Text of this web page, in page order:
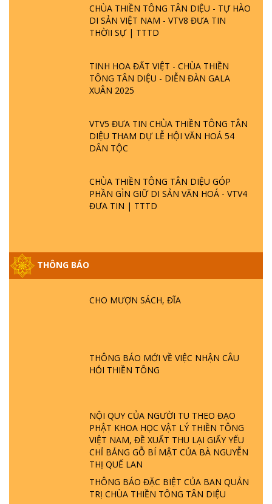
CHÙA THIỀN TÔNG TÂN DIỆU - TỰ HÀO
DI SẢN VIỆT NAM - VTV8 ĐƯA TIN
THỜII SỰ | TTTD
TINH HOA ĐẤT VIỆT - CHÙA THIỀN
TÔNG TÂN DIỆU - DIỄN ĐÀN GALA
XUÂN 2025
VTV5 ĐƯA TIN CHÙA THIỀN TÔNG TÂN
DIỆU THAM DỰ LỄ HỘI VĂN HOÁ 54
DÂN TỘC
CHÙA THIỀN TÔNG TÂN DIỆU GÓP
PHẦN GÌN GIỮ DI SẢN VĂN HOÁ - VTV4
ĐƯA TIN | TTTD
THÔNG BÁO
CHO MƯỢN SÁCH, ĐĨA
THÔNG BÁO MỚI VỀ VIỆC NHẬN CÂU
HỎI THIỀN TÔNG
NỘI QUY CỦA NGƯỜI TU THEO ĐẠO
PHẬT KHOA HỌC VẬT LÝ THIỀN TÔNG
VIỆT NAM, ĐỀ XUẤT THU LẠI GIẤY YẾU
CHỈ BẢNG GỖ BÍ MẬT CỦA BÀ NGUYỄN
THỊ QUẾ LAN
THÔNG BÁO ĐẶC BIỆT CỦA BAN QUẢN
TRỊ CHÙA THIỀN TÔNG TÂN DIỆU
GIẢI ĐÁP ĐẶC BIỆT P25 - SUỐT 49 NĂM
PHẬT KHÔNG NÓI? HỘI LONG HOA LÀ
TTTD
GIẢI ĐÁP THIỀN TÔNG ĐẶC BIỆT P22 - TẠI
SAO TRÁI ĐẤT NHIỀU THIÊN TAI - LŨ LỤT
- HỎA HOẠN | TTTD
GIẢI ĐÁP THIỀN TÔNG ĐẶC BIỆT P21 - TẠI